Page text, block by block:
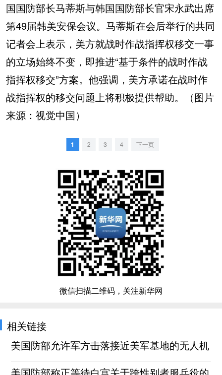
国国防部长马蒂斯与韩国国防部长官宋永武出席
第49届韩美安保会议。马蒂斯在会后举行的共同
记者会上表示，美方就战时作战指挥权移交一事
的立场始终不变，即推进“基于条件的战时作战
指挥权移交”方案。他强调，美方承诺在战时作
战指挥权的移交问题上将积极提供帮助。（图片
来源：视觉中国）
1 2 3 4 下一页
微信扫描二维码，关注新华网
相关链接
美国防部允许军方击落接近美军基地的无人机